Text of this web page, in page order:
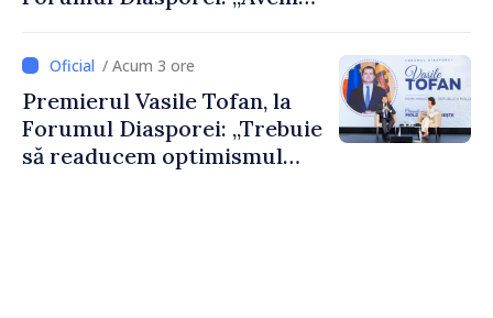
dumneavoastră pentru a
construi comunități mai
puternice”
/ Acum 3 ore
Premierul Vasile Tofan, la
Forumul Diasporei: „Trebuie
să readucem optimismul